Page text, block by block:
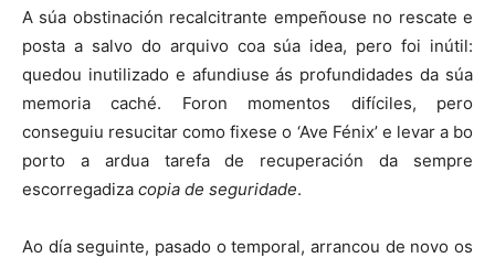
A súa obstinación recalcitrante empeñouse no rescate e
posta a salvo do arquivo coa súa idea, pero foi inútil:
quedou inutilizado e afundiuse ás profundidades da súa
memoria caché. Foron momentos difíciles, pero
conseguiu resucitar como fixese o ‘Ave Fénix’ e levar a bo
porto a ardua tarefa de recuperación da sempre
escorregadiza copia de seguridade.
Ao día seguinte, pasado o temporal, arrancou de novo os